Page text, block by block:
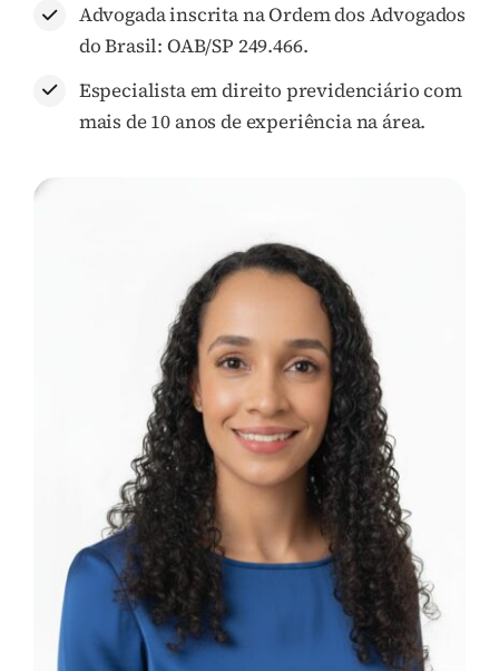
Advogada inscrita na Ordem dos Advogados
do Brasil: OAB/SP 249.466.
Especialista em direito previdenciário com
mais de 10 anos de experiência na área.